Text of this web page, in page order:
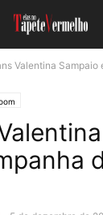
Valentina Sampaio